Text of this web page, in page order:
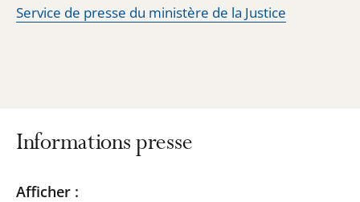
Service de presse du ministère de la Justice
Informations presse
Passer
Passer
Afficher :